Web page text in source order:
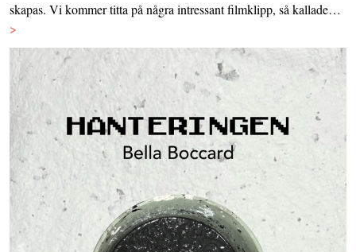
skapas. Vi kommer titta på några intressant filmklipp, så kallade…
>